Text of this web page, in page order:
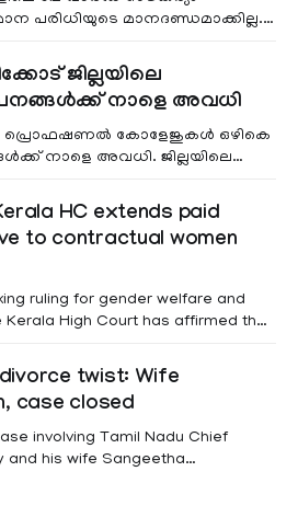
പരിധിയുടെ മാനദണ്ഡമാക്കില്ല.
ജില്ലയിലെ
നാളെ അവധി
പ്രൊഫഷണൽ കോളേജുകൾ ഒഴികെ
നാളെ അവധി. ജില്ലയിലെ
HC extends paid
to contractual women
ruling for gender welfare and
High Court has affirmed that
medical leave following
the Kerala Service Rules
twist: Wife
case closed
involving Tamil Nadu Chief
and his wife Sangeetha